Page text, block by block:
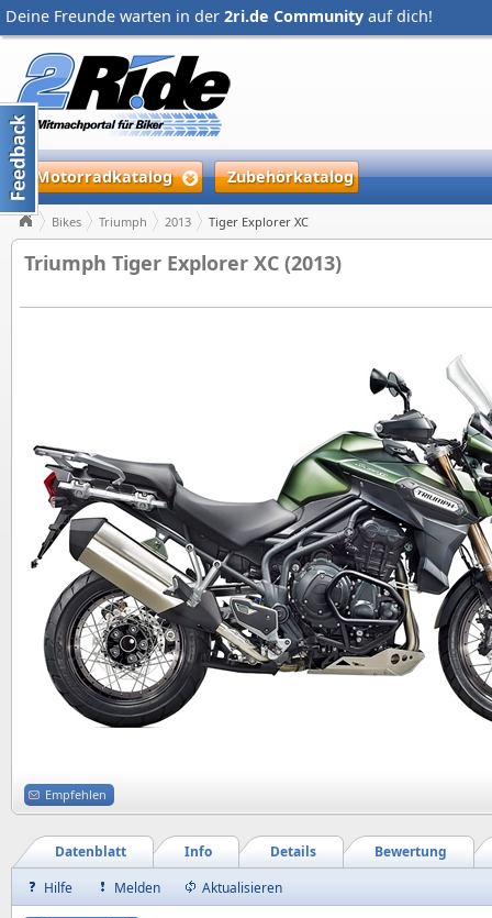
Deine Freunde warten in der 2ri.de Community auf dich!
Motorradkatalog Zubehörkatalog
Bikes Triumph 2013 Tiger Explorer XC
Triumph Tiger Explorer XC (2013)
Empfehlen
Bewertung
Details
Info
Datenblatt
Hilfe
Melden Aktualisieren